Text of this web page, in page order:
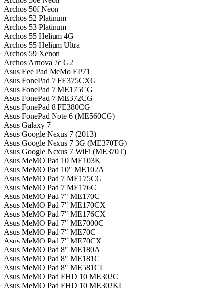
Archos 50f Neon
Archos 52 Platinum
Archos 53 Platinum
Archos 55 Helium 4G
Archos 55 Helium Ultra
Archos 59 Xenon
Archos Arnova 7c G2
Asus Eee Pad MeMo EP71
Asus FonePad 7 FE375CXG
Asus FonePad 7 ME175CG
Asus FonePad 7 ME372CG
Asus FonePad 8 FE380CG
Asus FonePad Note 6 (ME560CG)
Asus Galaxy 7
Asus Google Nexus 7 (2013)
Asus Google Nexus 7 3G (ME370TG)
Asus Google Nexus 7 WiFi (ME370T)
Asus MeMO Pad 10 ME103K
Asus MeMO Pad 10″ ME102A
Asus MeMO Pad 7 ME175CG
Asus MeMO Pad 7 ME176C
Asus MeMO Pad 7″ ME170C
Asus MeMO Pad 7″ ME170CX
Asus MeMO Pad 7″ ME176CX
Asus MeMO Pad 7″ ME7000C
Asus MeMO Pad 7″ ME70C
Asus MeMO Pad 7″ ME70CX
Asus MeMO Pad 8″ ME180A
Asus MeMO Pad 8″ ME181C
Asus MeMO Pad 8″ ME581CL
Asus MeMO Pad FHD 10 ME302C
Asus MeMO Pad FHD 10 ME302KL